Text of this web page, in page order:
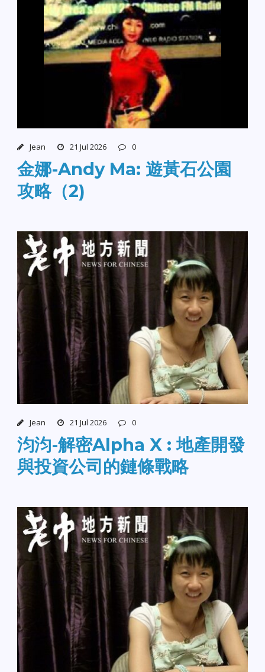
Jean 21 Jul 2026 0
金娜-Andy Ma: 遊黃石公園
攻略（2)
Jean 21 Jul 2026 0
汮汮-解密Alpha X : 地產開發
與投資公司的鏈條戰略